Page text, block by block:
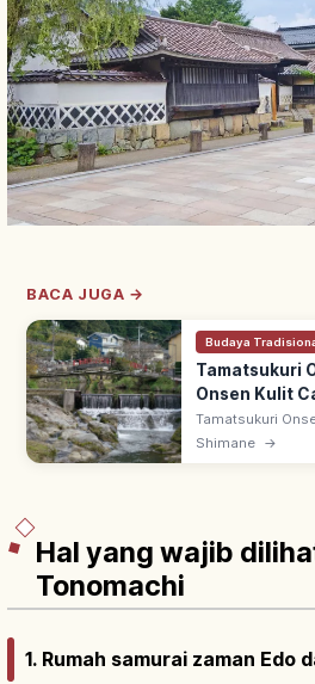
BACA JUGA →
Budaya
Tamatsukuri
Onsen Kulit
Tips
Tamatsukuri
kawasan onsen
Shimane →
Hal yang wajib
Tonomachi
1. Rumah samurai zaman Edo